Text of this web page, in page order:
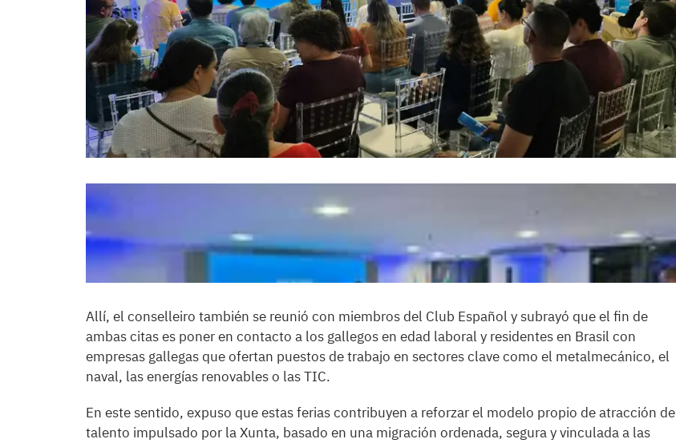
Allí, el conselleiro también se reunió con miembros del Club Español y subrayó que el fin de
ambas citas es poner en contacto a los gallegos en edad laboral y residentes en Brasil con
empresas gallegas que ofertan puestos de trabajo en sectores clave como el metalmecánico, el
naval, las energías renovables o las TIC.
En este sentido, expuso que estas ferias contribuyen a reforzar el modelo propio de atracción de
talento impulsado por la Xunta, basado en una migración ordenada, segura y vinculada a las